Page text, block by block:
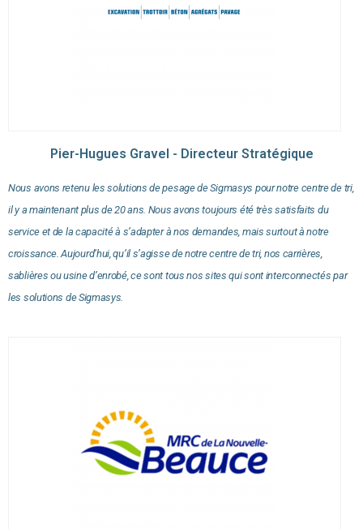
Pier-Hugues Gravel - Directeur Stratégique
Nous avons retenu les solutions de pesage de Sigmasys pour notre centre de tri,
il y a maintenant plus de 20 ans. Nous avons toujours été très satisfaits du
service et de la capacité à s’adapter à nos demandes, mais surtout à notre
croissance. Aujourd’hui, qu’il s’agisse de notre centre de tri, nos carrières,
sablières ou usine d’enrobé, ce sont tous nos sites qui sont interconnectés par
les solutions de Sigmasys.